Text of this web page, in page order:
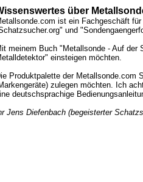
über
ist ein Fachgeschäft
und
meinem Buch "Metallsonde - Auf
einsteigen möchten.
Produktpalette der Metallsonde.com
zulegen möchten. Ich
deutschsprachige
Jens Diefenbach (begeisterter